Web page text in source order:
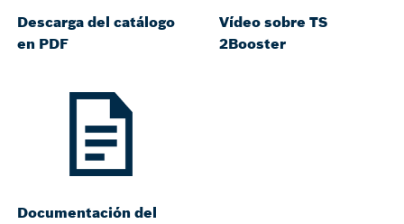
Descarga del catálogo
en PDF
Vídeo sobre TS
2Booster
Documentación del